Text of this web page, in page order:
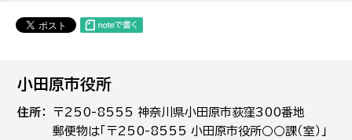
小田原市役所
住所
〒250-8555 神奈川県小田原市荻窪300番地
郵便物は「〒250-8555 小田原市役所○○課（室）」